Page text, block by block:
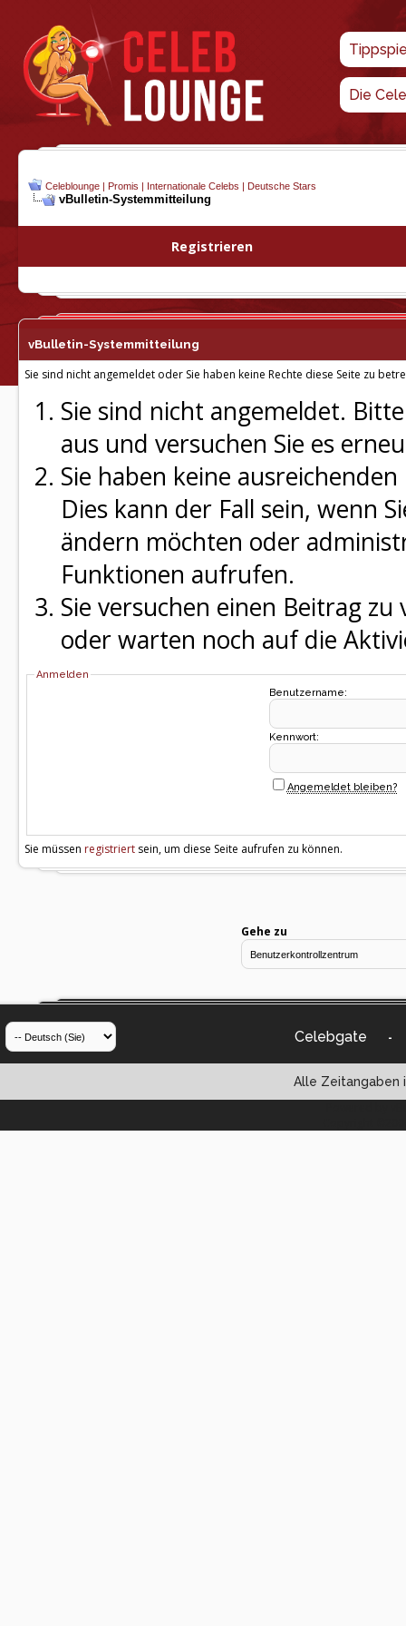
Die
Celeblounge | Promis | Internationale Celebs | Deutsche Stars
vBulletin-Systemmitteilung
Registrieren
vBulletin-Systemmitteilung
Sie sind nicht angemeldet oder Sie haben keine Rechte diese Seite zu
Sie sind nicht angemeldet.
aus und versuchen Sie es
Sie haben keine
Dies kann der Fall sein, wenn
ändern möchten oder
Funktionen aufrufen.
Sie versuchen einen Beitrag
oder warten noch auf die
Anmelden
Benutzername:
Kennwort:
Angemeldet bleiben?
Sie müssen registriert sein, um diese Seite aufrufen zu können.
Gehe zu
Celebgate -
Alle Zeitangaben